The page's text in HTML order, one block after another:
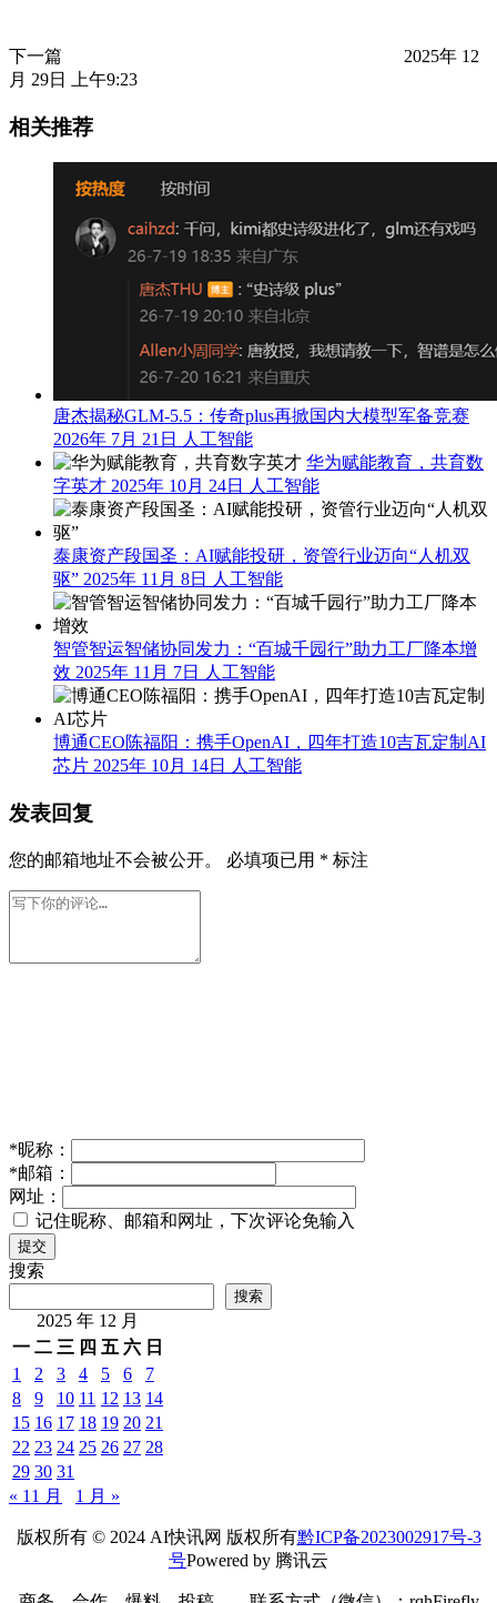
下一篇
2025年 12
月 29日 上午9:23
相关推荐
唐杰揭秘GLM-5.5：传奇plus再掀国内大模型军备竞赛
2026年 7月 21日
人工智能
华为赋能教育，共育数
字英才 2025年 10月 24日 人工智能
泰康资产段国圣：AI赋能投研，资管行业迈向“人机双
驱” 2025年 11月 8日 人工智能
智管智运智储协同发力：“百城千园行”助力工厂降本增
效 2025年 11月 7日 人工智能
博通CEO陈福阳：携手OpenAI，四年打造10吉瓦定制AI
芯片 2025年 10月 14日 人工智能
发表回复
您的邮箱地址不会被公开。 必填项已用 * 标注
*昵称：
*邮箱：
网址：
记住昵称、邮箱和网址，下次评论免输入
提交
搜索
搜索
2025 年 12 月
一 二 三 四 五 六 日
1
2 3 4 5 6
7
8
9 10 11 12 13 14
15 16 17 18 19 20 21
22 23 24 25 26 27 28
29 30 31
« 11 月
1 月 »
版权所有 © 2024 AI快讯网 版权所有黔ICP备2023002917号-3
号Powered by 腾讯云